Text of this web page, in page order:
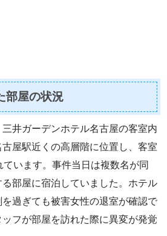
部屋の状況
井ガーデンホテル名古屋の客室内
屋駅近くの高層階に位置し、客室
います。事件当日は複数名が同
部屋に宿泊していました。ホテル
過ぎても被害女性の退室が確認で
フが部屋を訪れた際に異変が発覚